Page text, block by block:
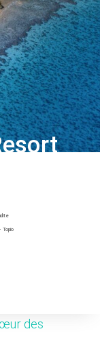
Topio
des